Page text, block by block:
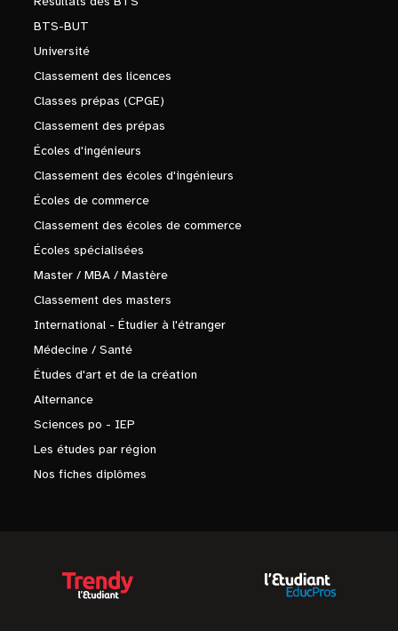
BTS-BUT
Université
Classement des licences
Classes prépas (CPGE)
Classement des prépas
Écoles d'ingénieurs
Classement des écoles d'ingénieurs
Écoles de commerce
Classement des écoles de commerce
Écoles spécialisées
Master / MBA / Mastère
Classement des masters
International - Étudier à l'étranger
Médecine / Santé
Études d'art et de la création
Alternance
Sciences po - IEP
Les études par région
Nos fiches diplômes